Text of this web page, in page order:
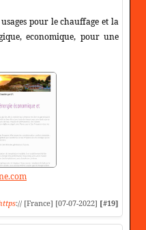
pour le chauffage et la
economique, pour une
:// [France] [07-07-2022] [#19]